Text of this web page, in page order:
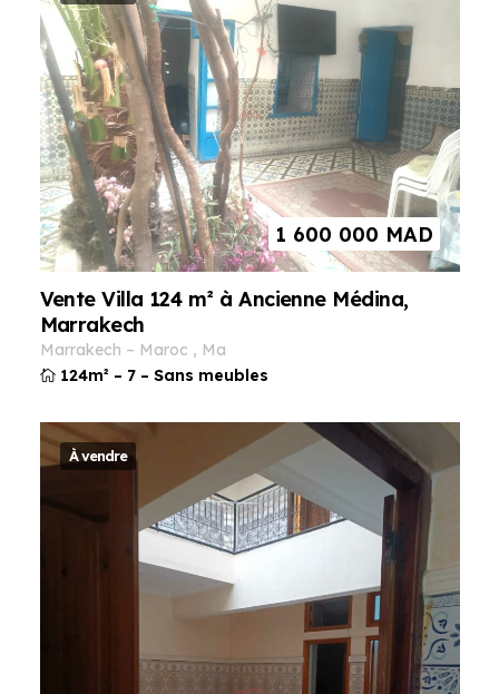
1 600 000 MAD
Vente Villa 124 m² à Ancienne Médina,
Marrakech
marrakech – maroc ,
ma
124m² – 7 – Sans meubles
À vendre